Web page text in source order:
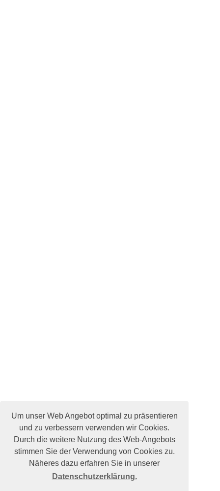
Um unser Web Angebot optimal zu präsentieren
und zu verbessern verwenden wir Cookies.
Durch die weitere Nutzung des Web-Angebots
stimmen Sie der Verwendung von Cookies zu.
Näheres dazu erfahren Sie in unserer
Datenschutzerklärung.